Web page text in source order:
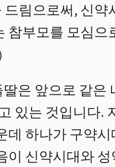
림으로써, 신
참부모를 모심
은 앞으로 같은
있는 것입니다.
데 하나가 구약
이 신약시대와